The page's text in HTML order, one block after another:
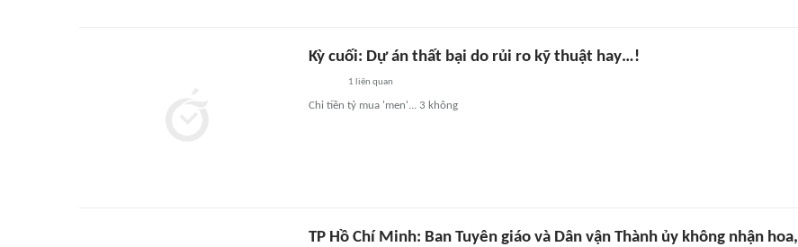
Kỳ cuối: Dự án thất bại do rủi ro kỹ thuật hay…!
1 liên quan
Chi tiền tỷ mua 'men'... 3 không
TP Hồ Chí Minh: Ban Tuyên giáo và Dân vận Thành ủy không nhận hoa,